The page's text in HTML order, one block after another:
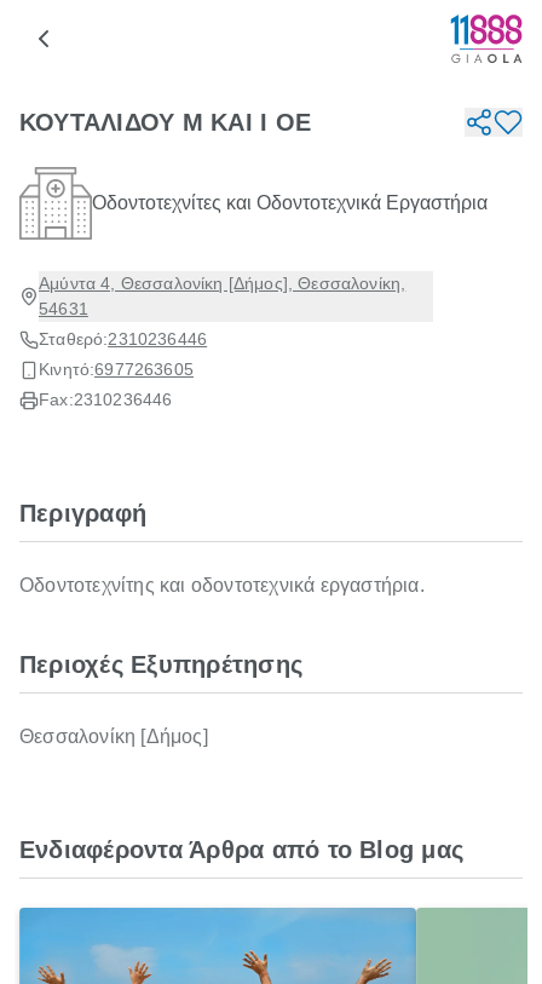
ΚΟΥΤΑΛΙΔΟΥ Μ ΚΑΙ Ι ΟΕ
Οδοντοτεχνίτες και Οδοντοτεχνικά Εργαστήρια
Αμύντα 4, Θεσσαλονίκη [Δήμος], Θεσσαλονίκη,
54631
Σταθερό:2310236446
Κινητό:6977263605
Fax:2310236446
Περιγραφή
Οδοντοτεχνίτης και οδοντοτεχνικά εργαστήρια.
Περιοχές Εξυπηρέτησης
Θεσσαλονίκη [Δήμος]
Ενδιαφέροντα Άρθρα από το Blog μας